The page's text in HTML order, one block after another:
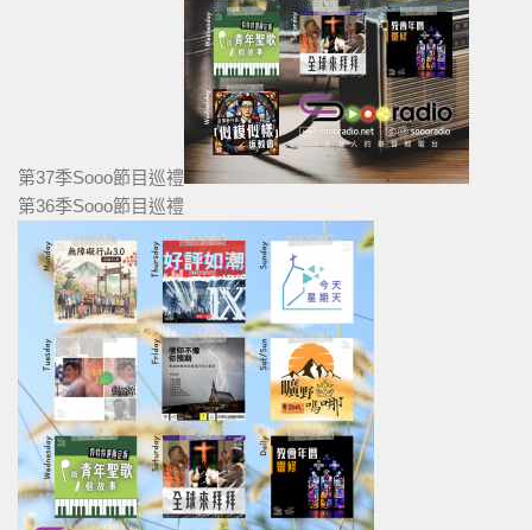
第37季Sooo節目巡禮
第36季Sooo節目巡禮